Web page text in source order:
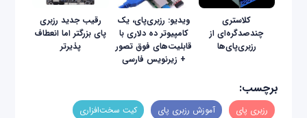
کلاستری
چندصدگره‌ای از
رزبری‌پای‌ها
ویدیو: رزبری‌پای، یک
کامپیوتر ده دلاری با
قابلیت‌های فوق تصور
+ زیرنویس فارسی
رقیب جدید رزبری
پای بزرگتر اما انعطاف
پذیرتر
برچسب:
رزبری پای آموزش رزبری پای کیت سخت‌افزاری